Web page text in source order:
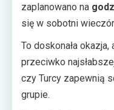
zaplanowano na
się w sobotni
To doskonała
przeciwko
czy Turcy zapewnią
grupie.